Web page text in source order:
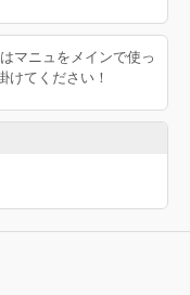
マニュをメインで使っ
けてください！